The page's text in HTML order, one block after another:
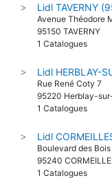
> Lidl TAVERNY
Avenue Théodore
95150 TAVERNY
1 Catalogues
> Lidl HERBLAY-
Rue René Coty 7
95220 Herblay-
1 Catalogues
> Lidl
Boulevard des
95240
1 Catalogues